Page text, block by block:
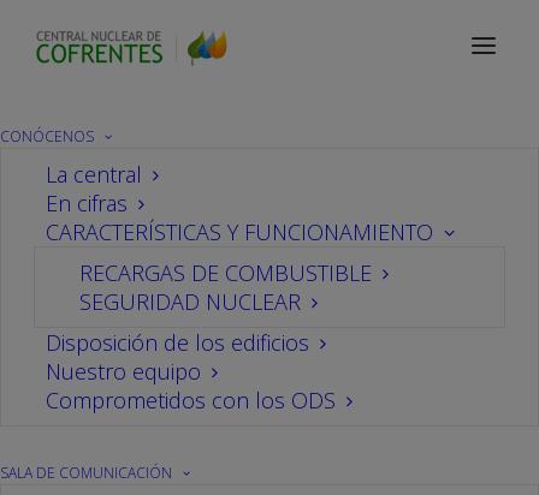
CONÓCENOS
La central
En cifras
CARACTERÍSTICAS Y FUNCIONAMIENTO
RECARGAS DE COMBUSTIBLE
SEGURIDAD NUCLEAR
Disposición de los edificios
Nuestro equipo
Comprometidos con los ODS
SALA DE COMUNICACIÓN
Contacto
Contacto
Si deseas expresarnos tu opinión o realizarnos
alguna consulta específica sobre la central
nuclear de Cofrentes, o sobre la energía nuclear
en general, utiliza el siguiente formulario y con la
mayor brevedad posible te contestaremos.